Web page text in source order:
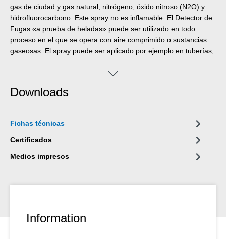
gas de ciudad y gas natural, nitrógeno, óxido nitroso (N2O) y
hidrofluorocarbono. Este spray no es inflamable. El Detector de
Fugas «a prueba de heladas» puede ser utilizado en todo
proceso en el que se opera con aire comprimido o sustancias
gaseosas. El spray puede ser aplicado por ejemplo en tuberías,
válvulas, conectores y adaptadores.
Downloads
Fichas técnicas
Certificados
Medios impresos
Information